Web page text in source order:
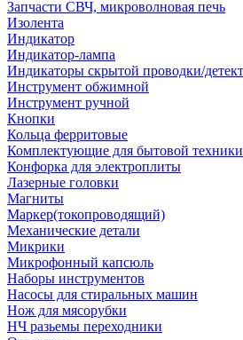
Запчасти СВЧ, микроволновая печь
Изолента
Индикатор
Индикатор-лампа
Индикаторы скрытой проводки/
Инструмент обжимной
Инструмент ручной
Кнопки
Кольца ферритовые
Комплектующие для бытовой
Конфорка для электроплиты
Лазерные головки
Магниты
Маркер(токопроводящий)
Механические детали
Микрики
Микрофонный капсюль
Наборы инструментов
Насосы для стиральных машин
Нож для мясорубки
НЧ разьемы переходники